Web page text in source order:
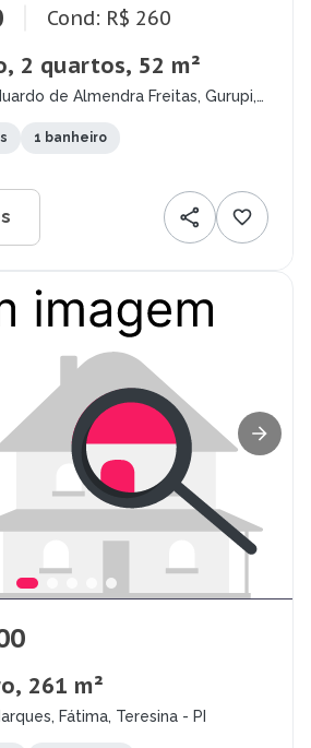
Cond: R$ 260
2 quartos, 52 m²
de Almendra Freitas, Gurupi,
1 banheiro
261 m²
Fátima, Teresina - PI